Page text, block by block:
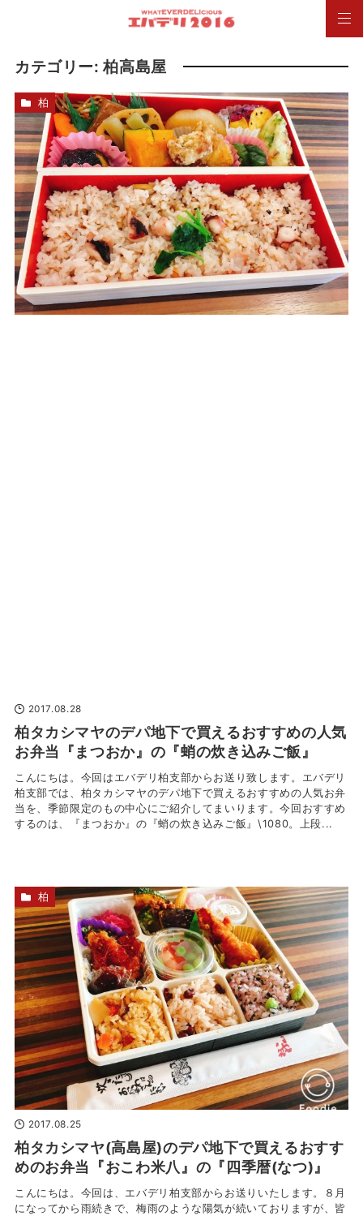
カテゴリー:柏高島屋
2017.08.28
柏タカシマヤのデパ地下で買えるおすすめの人気
お弁当『まつおか』の『蛸の炊き込みご飯』
こんにちは。今回はエバデリ柏支部からお送り致します。エバデリ
柏支部では、柏タカシマヤのデパ地下で買えるおすすめの人気お弁
当を、季節限定のもの中心にご紹介してまいります。今回おすすめ
するのは、『まつおか』の『蛸の炊き込みご飯』\1080。上段...
柏
2017.08.25
柏タカシマヤ(高島屋)のデパ地下で買えるおすす
めのお弁当『おこわ米八』の『四季暦(なつ)』
こんにちは。今回は、エバデリ柏支部からお送りいたします。８月
になってから雨続きで、梅雨のような陽気が続いておりますが、皆
柏